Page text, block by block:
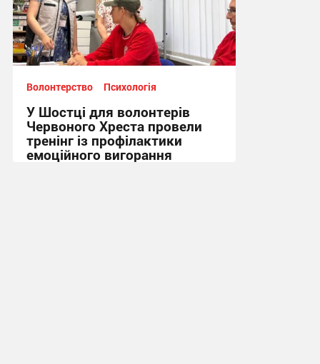
Волонтерство Психологія
У Шостці для волонтерів
Червоного Хреста провели
тренінг із профілактики
емоційного вигорання